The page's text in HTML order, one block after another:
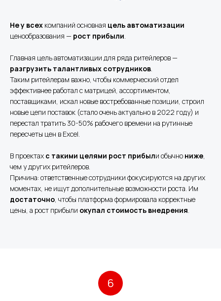
Не у всех компаний основная цель автоматизации
ценообразования — рост прибыли.
Главная цель автоматизации для ряда ритейлеров —
разгрузить талантливых сотрудников.
Таким ритейлерам важно, чтобы коммерческий отдел
эффективнее работал с матрицей, ассортиментом,
поставщиками, искал новые востребованные позиции, строил
новые цепи поставок (стало очень актуально в 2022 году) и
перестал тратить 30-50% рабочего времени на рутинные
пересчеты цен в Excel.
В проектах с такими целями рост прибыли обычно ниже,
чем у других ритейлеров.
Причина: ответственные сотрудники фокусируются на других
моментах, не ищут дополнительные возможности роста. Им
достаточно, чтобы платформа формировала корректные
цены, а рост прибыли окупал стоимость внедрения.
6